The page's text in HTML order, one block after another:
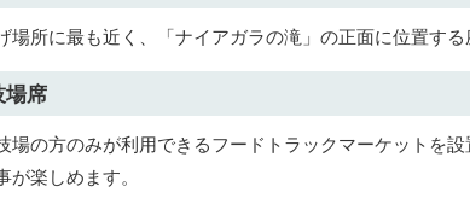
所に最も近く、「ナイアガラの滝」の正面に位置する
場席
の方のみが利用できるフードトラックマーケットを
が楽しめます。